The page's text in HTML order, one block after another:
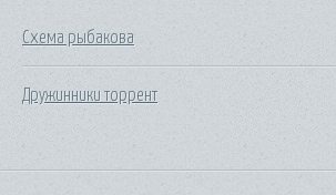
Схема рыбакова
Дружинники торрент